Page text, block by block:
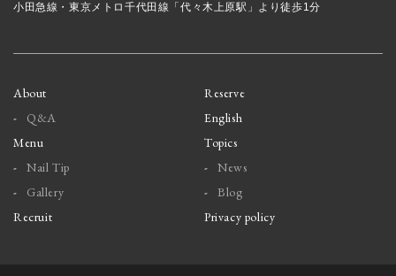
小田急線・東京メトロ千代田線「代々木上原駅」より徒歩1分
About
Q&A
Menu
Nail Tip
Gallery
Recruit
Reserve
English
Topics
News
Blog
Privacy policy